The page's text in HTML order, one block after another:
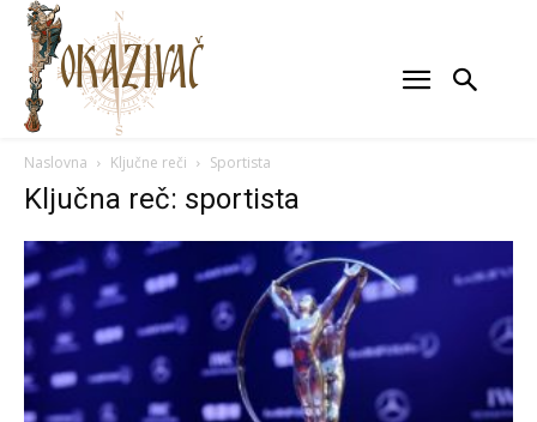
Naslovna Ključne reči Sportista
Ključna reč: sportista